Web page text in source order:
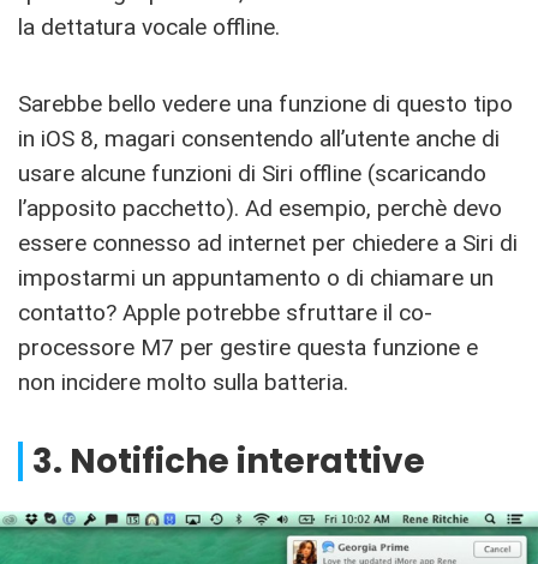
la dettatura vocale offline.
Sarebbe bello vedere una funzione di questo tipo
in iOS 8, magari consentendo all’utente anche di
usare alcune funzioni di Siri offline (scaricando
l’apposito pacchetto). Ad esempio, perchè devo
essere connesso ad internet per chiedere a Siri di
impostarmi un appuntamento o di chiamare un
contatto? Apple potrebbe sfruttare il co-
processore M7 per gestire questa funzione e
non incidere molto sulla batteria.
3. Notifiche interattive